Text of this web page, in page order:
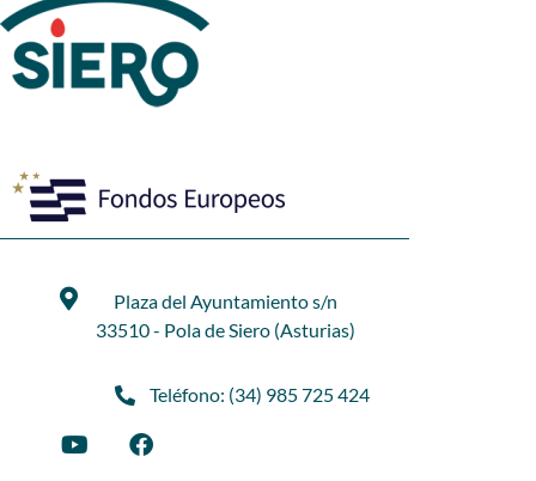
Plaza del Ayuntamiento s/n
33510 - Pola de Siero (Asturias)
Teléfono: (34) 985 725 424